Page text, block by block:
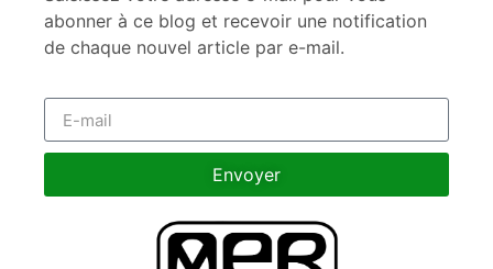
abonner à ce blog et recevoir une notification
de chaque nouvel article par e-mail.
Envoyer